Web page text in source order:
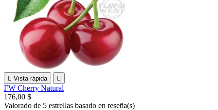
 Vista rápida 
FW Cherry Natural
176,00 $
Valorado de 5 estrellas basado en reseña(s)